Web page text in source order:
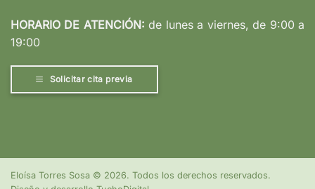
HORARIO DE ATENCIÓN: de lunes a viernes, de 9:00 a
19:00
Solicitar cita previa
Eloísa Torres Sosa © 2026. Todos los derechos reservados.